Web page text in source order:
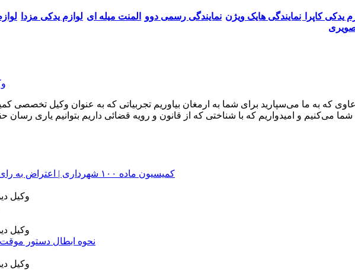
یدکی کاپرا نمایندگی هایک ویژن نمایندگی رسمی دوو المنت میله ای لوازم یدکی مزدا
می‌کنیم و امیدواریم که با شناختی که از قانون و رویه قضائی داریم بتوانیم یاری
کمیسیون ماده ۱۰۰ شهرداری | اعتراض به رای، جریمه و تخریب + وکیل دیوان عدالت اداری
نحوه ابطال دستور